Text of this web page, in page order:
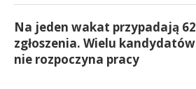
Na jeden wakat przypadają 62
zgłoszenia. Wielu kandydatów
nie rozpoczyna pracy